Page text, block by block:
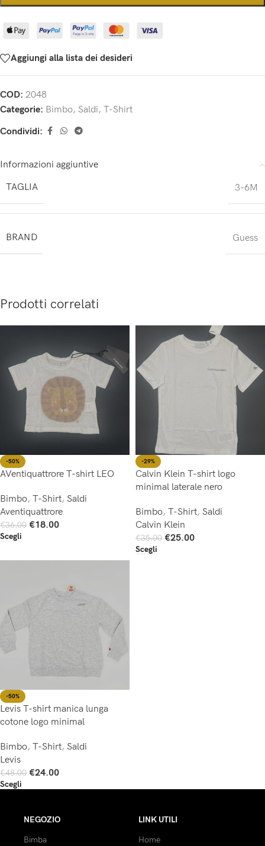
Aggiungi alla lista dei desideri
COD: 2048
Categorie: Bimbo, Saldi, T-Shirt
Condividi:
Informazioni aggiuntive
TAGLIA
3-6M
BRAND Guess
Prodotti correlati
-50%
AVentiquattrore T-shirt LEO
Bimbo, T-Shirt, Saldi
Aventiquattrore
€36.00 €18.00
Scegli
-29%
Calvin Klein T-shirt logo
minimal laterale nero
Bimbo, T-Shirt, Saldi
Calvin Klein
€35.00 €25.00
Scegli
-50%
Levis T-shirt manica lunga
cotone logo minimal
Bimbo, T-Shirt, Saldi
Levis
€48.00 €24.00
Scegli
NEGOZIO
Bimba
LINK UTILI
Home